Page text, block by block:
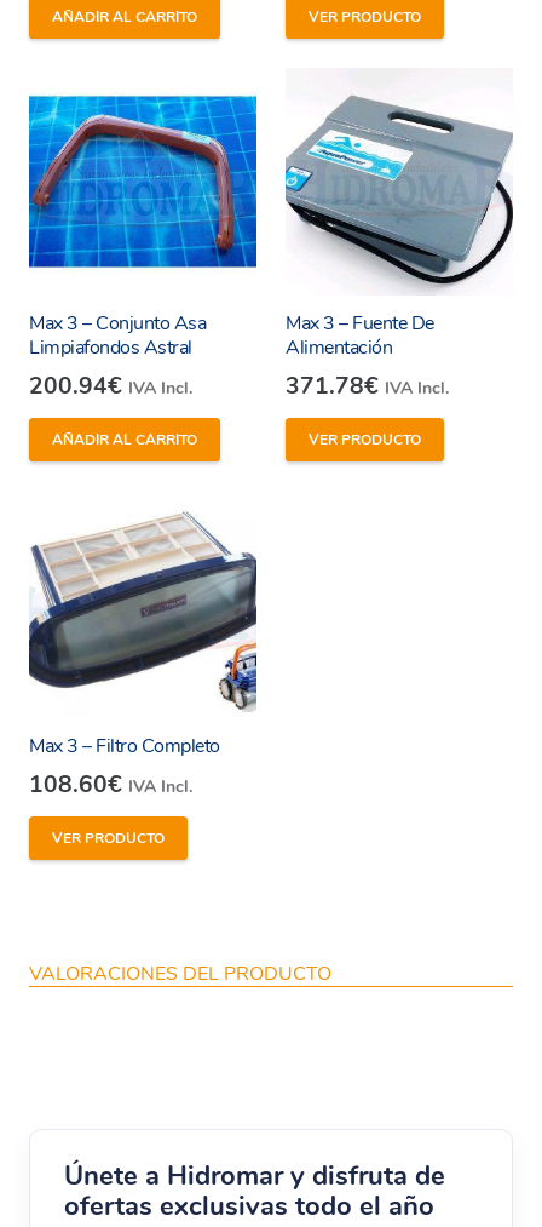
AÑADIR AL CARRITO VER PRODUCTO
Max 3 – Conjunto Asa
Limpiafondos Astral
200.94€ IVA Incl.
AÑADIR AL CARRITO
Max 3 – Fuente De
Alimentación
371.78€ IVA Incl.
VER PRODUCTO
Max 3 – Filtro Completo
108.60€ IVA Incl.
VER PRODUCTO
VALORACIONES DEL PRODUCTO
Únete a Hidromar y disfruta de
ofertas exclusivas todo el año